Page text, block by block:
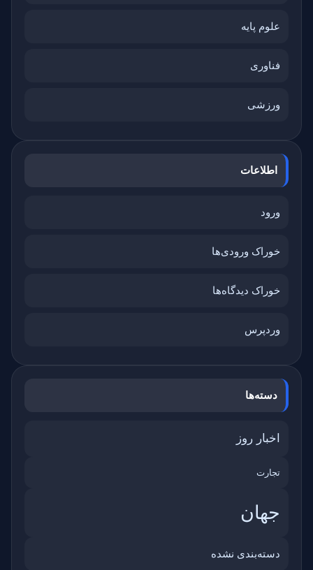
علوم پایه
فناوری
ورزشی
اطلاعات
ورود
خوراک ورودی‌ها
خوراک دیدگاه‌ها
وردپرس
دسته‌ها
اخبار روز
تجارت
جهان
دسته‌بندی نشده